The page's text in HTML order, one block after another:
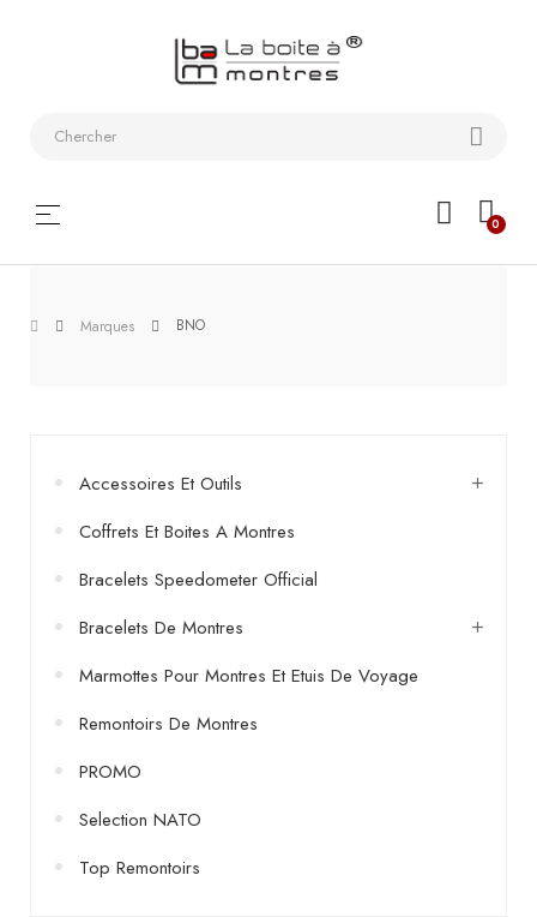
0
Basculer
la
navigation
☰
Marques BNO
Accessoires Et Outils
Coffrets Et Boites A Montres
Bracelets Speedometer Official
Bracelets De Montres
Marmottes Pour Montres Et Etuis De Voyage
Remontoirs De Montres
PROMO
Selection NATO
Top Remontoirs
montres
Coffrets
montres
de
bracelets